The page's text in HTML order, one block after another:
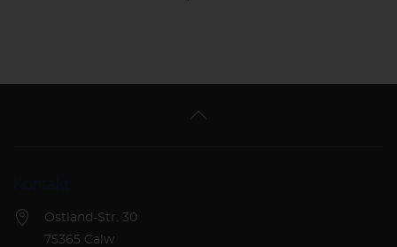
Ostland-Str. 30
75365 Calw